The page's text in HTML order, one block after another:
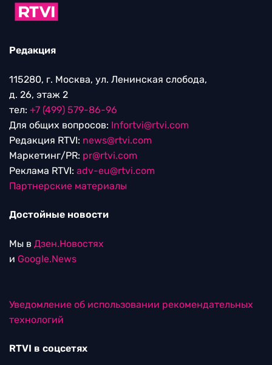
Редакция
115280, г. Москва, ул. Ленинская слобода,
д. 26, этаж 2
тел: +7 (499) 579-86-96
Для общих вопросов: Infortvi@rtvi.com
Редакция RTVI: news@rtvi.com
Маркетинг/PR: pr@rtvi.com
Реклама RTVI: adv-eu@rtvi.com
Партнерские материалы
Достойные новости
Мы в Дзен.Новостях
и Google.News
Уведомление об использовании рекомендательных
технологий
RTVI в соцсетях